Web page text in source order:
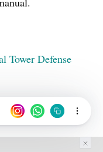
Tower Defense